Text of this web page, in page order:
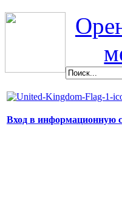
Вход в информационную